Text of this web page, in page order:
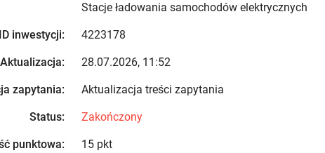
Stacje ładowania samochodów elektrycznych
ID inwestycji: 4223178
Aktualizacja: 28.07.2026, 11:52
zapytania: Aktualizacja treści zapytania
Status: Zakończony
punktowa: 15 pkt